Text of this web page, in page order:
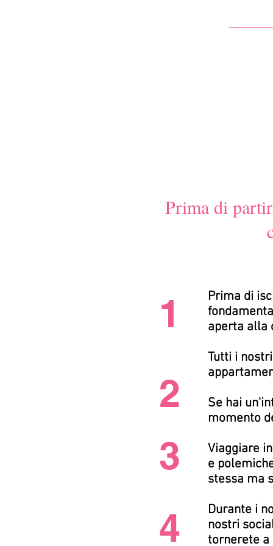
Prima di
Prima di
aperta alla
Tutti i
Se hai
momento
Viaggiare
e
stessa ma
Durante i
nostri
tornerete a
1
2
3
4